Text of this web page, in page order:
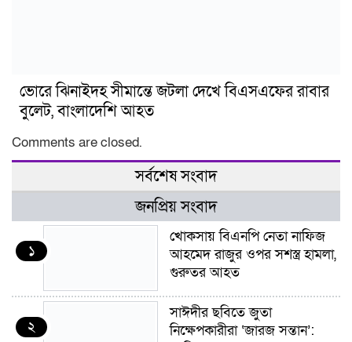
ভোরে ঝিনাইদহ সীমান্তে জটলা দেখে বিএসএফের রাবার
বুলেট, বাংলাদেশি আহত
Comments are closed.
সর্বশেষ সংবাদ
জনপ্রিয় সংবাদ
১
খোকসায় বিএনপি নেতা নাফিজ
আহমেদ রাজুর ওপর সশস্ত্র হামলা,
গুরুতর আহত
২
সাঈদীর ছবিতে জুতা
নিক্ষেপকারীরা ‘জারজ সন্তান’: